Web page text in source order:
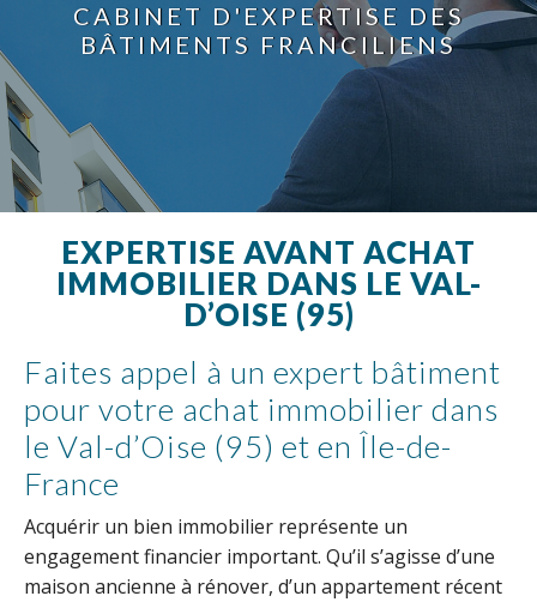
CABINET D'EXPERTISE DES
BÂTIMENTS FRANCILIENS
EXPERTISE AVANT ACHAT
IMMOBILIER DANS LE VAL-
D’OISE (95)
Faites appel à un expert bâtiment
pour votre achat immobilier dans
le Val-d’Oise (95) et en Île-de-
France
Acquérir un bien immobilier représente un
engagement financier important. Qu’il s’agisse d’une
maison ancienne à rénover, d’un appartement récent